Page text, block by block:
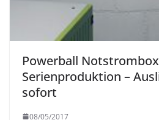
Powerball
Serienproduktion –
sofort
08/05/2017